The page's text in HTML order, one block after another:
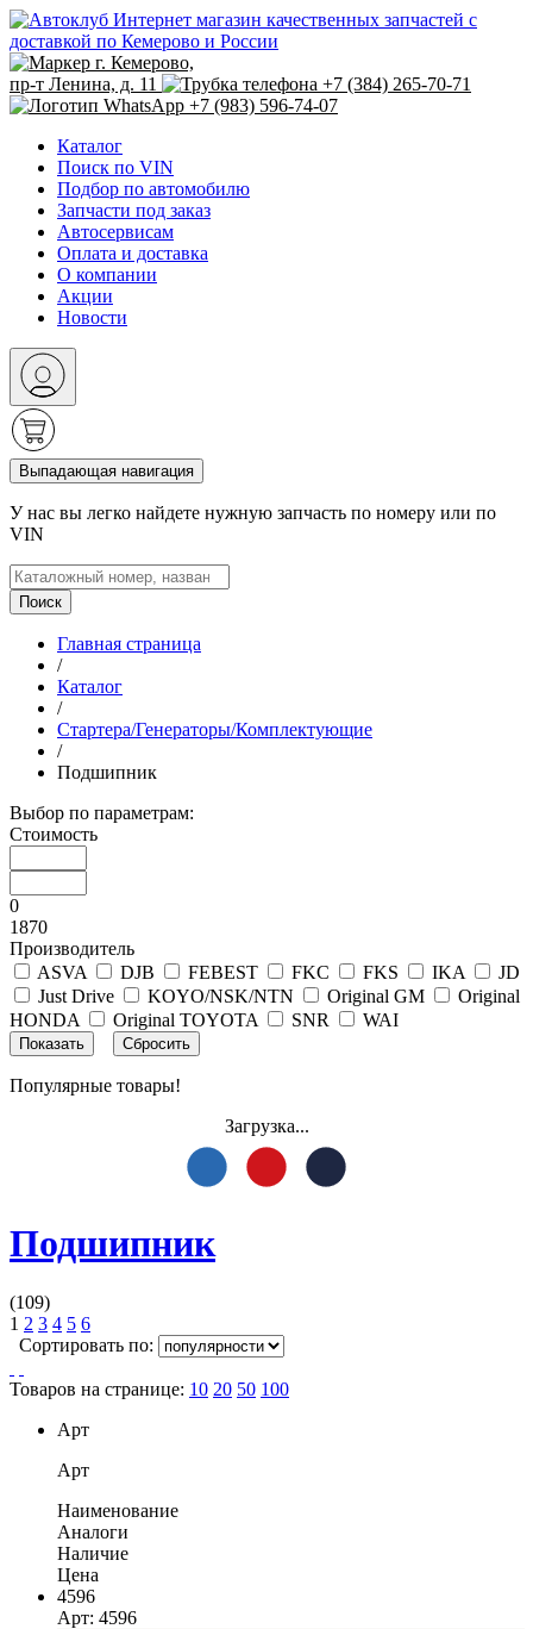
Интернет магазин качественных запчастей с
доставкой по Кемерово и России
г. Кемерово,
пр-т Ленина, д. 11
+7 (384) 265-70-71
+7 (983) 596-74-07
Каталог
Поиск по VIN
Подбор по автомобилю
Запчасти под заказ
Автосервисам
Оплата и доставка
О компании
Акции
Новости
Выпадающая навигация
У нас вы легко найдете нужную запчасть по номеру или по
VIN
Поиск
Главная страница
/
Каталог
/
Стартера/Генераторы/Комплектующие
/
Подшипник
Выбор по параметрам:
Стоимость
0
1870
Производитель
ASVA
DJB FEBEST FKC FKS IKA
JD
Just Drive
KOYO/NSK/NTN Original GM
Original
HONDA
Original TOYOTA SNR WAI
Популярные товары!
Загрузка...
Подшипник
(109)
1 2 3 4 5 6
Сортировать по:
Товаров на странице: 10 20 50 100
Арт
Арт
Наименование
Аналоги
Наличие
Цена
4596
Арт: 4596